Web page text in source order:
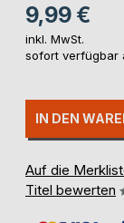
9,99 €
inkl. MwSt.
sofort verfügbar
IN DEN
Auf die
Titel bewerten